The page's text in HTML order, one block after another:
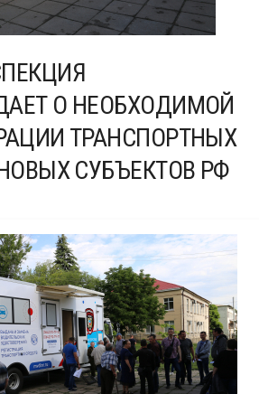
О НЕОБХОДИМОЙ
ТРАНСПОРТНЫХ
СУБЪЕКТОВ РФ